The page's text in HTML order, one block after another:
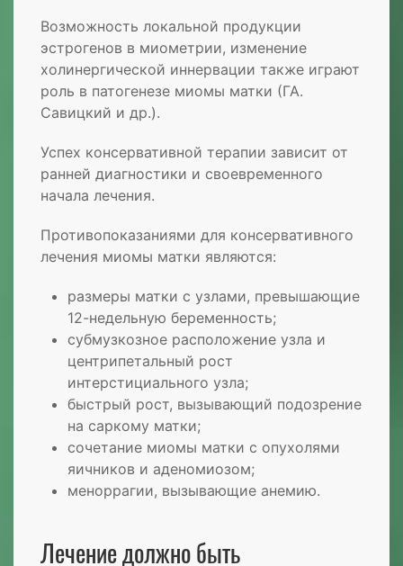
Возможность локальной продукции
эстрогенов в миометрии, изменение
холинергической иннервации также играют
роль в патогенезе миомы матки (ГА.
Савицкий и др.).
Успех консервативной терапии зависит от
ранней диагностики и своевременного
начала лечения.
Противопоказаниями для консервативного
лечения миомы матки являются:
размеры матки с узлами, превышающие
12-недельную беременность;
субмузкозное расположение узла и
центрипетальный рост
интерстициального узла;
быстрый рост, вызывающий подозрение
на саркому матки;
сочетание миомы матки с опухолями
яичников и аденомиозом;
меноррагии, вызывающие анемию.
Лечение должно быть